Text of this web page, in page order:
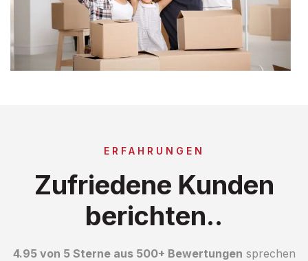
ERFAHRUNGEN
Zufriedene Kunden
berichten..
4.95 von 5 Sterne aus 500+ Bewertungen sprechen